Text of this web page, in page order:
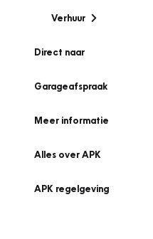
Verhuur
Direct naar
Garageafspraak
Meer informatie
Alles over APK
APK regelgeving